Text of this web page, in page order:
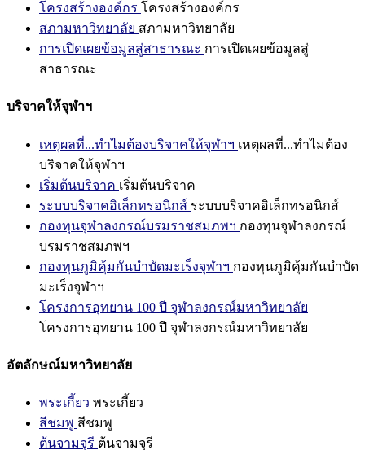
โครงสร้างองค์กร โครงสร้างองค์กร
สภามหาวิทยาลัย สภามหาวิทยาลัย
การเปิดเผยข้อมูลสู่สาธารณะ การเปิดเผยข้อมูลสู่
สาธารณะ
บริจาคให้จุฬาฯ
เหตุผลที่...ทำไมต้องบริจาคให้จุฬาฯ เหตุผลที่...ทำไมต้อง
บริจาคให้จุฬาฯ
เริ่มต้นบริจาค เริ่มต้นบริจาค
ระบบบริจาคอิเล็กทรอนิกส์ ระบบบริจาคอิเล็กทรอนิกส์
กองทุนจุฬาลงกรณ์บรมราชสมภพฯ กองทุนจุฬาลงกรณ์
บรมราชสมภพฯ
กองทุนภูมิคุ้มกันบำบัดมะเร็งจุฬาฯ กองทุนภูมิคุ้มกันบำบัด
มะเร็งจุฬาฯ
โครงการอุทยาน 100 ปี จุฬาลงกรณ์มหาวิทยาลัย
โครงการอุทยาน 100 ปี จุฬาลงกรณ์มหาวิทยาลัย
อัตลักษณ์มหาวิทยาลัย
พระเกี้ยว พระเกี้ยว
สีชมพู สีชมพู
ต้นจามจุรี ต้นจามจุรี